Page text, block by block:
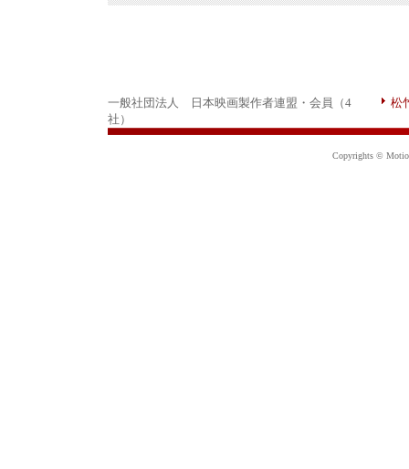
一般社団法人 日本映画製作者連盟・会員（4
社）
松
Copyrights ©